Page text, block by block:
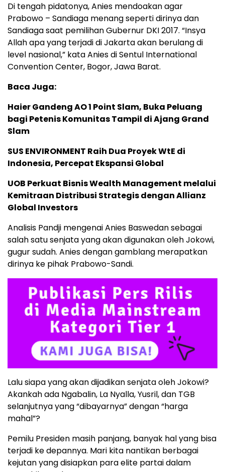
Di tengah pidatonya, Anies mendoakan agar
Prabowo – Sandiaga menang seperti dirinya dan
Sandiaga saat pemilihan Gubernur DKI 2017. “Insya
Allah apa yang terjadi di Jakarta akan berulang di
level nasional,” kata Anies di Sentul International
Convention Center, Bogor, Jawa Barat.
Baca Juga:
Haier Gandeng AO 1 Point Slam, Buka Peluang
bagi Petenis Komunitas Tampil di Ajang Grand
Slam
SUS ENVIRONMENT Raih Dua Proyek WtE di
Indonesia, Percepat Ekspansi Global
UOB Perkuat Bisnis Wealth Management melalui
Kemitraan Distribusi Strategis dengan Allianz
Global Investors
Analisis Pandji mengenai Anies Baswedan sebagai
salah satu senjata yang akan digunakan oleh Jokowi,
gugur sudah. Anies dengan gamblang merapatkan
dirinya ke pihak Prabowo-Sandi.
Lalu siapa yang akan dijadikan senjata oleh Jokowi?
Akankah ada Ngabalin, La Nyalla, Yusril, dan TGB
selanjutnya yang “dibayarnya” dengan “harga
mahal”?
Pemilu Presiden masih panjang, banyak hal yang bisa
terjadi ke depannya. Mari kita nantikan berbagai
kejutan yang disiapkan para elite partai dalam